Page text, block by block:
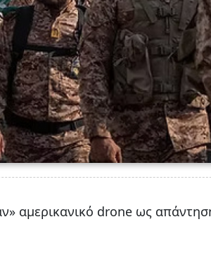
αμερικανικό drone ως